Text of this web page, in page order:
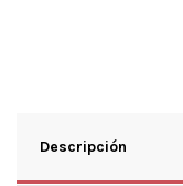
Descripción